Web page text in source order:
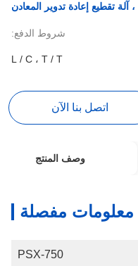
شروط الدفع:
L / C ، T / T
اتصل بنا الآن
وصف المنتج
معلومات مفصلة
PSX-750